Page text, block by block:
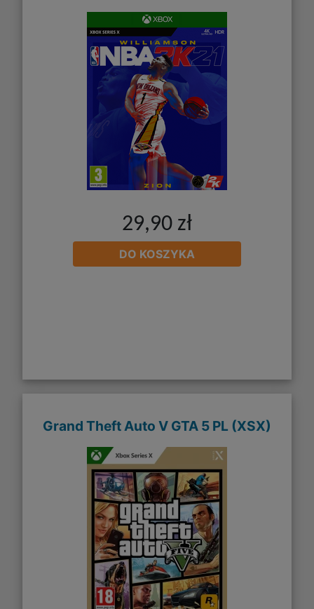
29,90 zł
DO KOSZYKA
Grand Theft Auto V GTA 5 PL (XSX)